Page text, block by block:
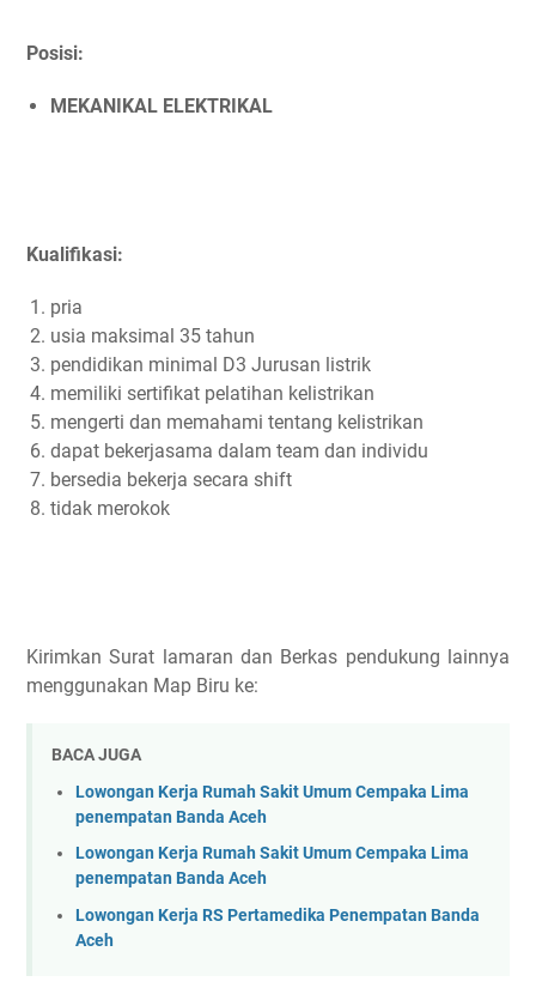
Posisi:
MEKANIKAL ELEKTRIKAL
Kualifikasi:
pria
usia maksimal 35 tahun
pendidikan minimal D3 Jurusan listrik
memiliki sertifikat pelatihan kelistrikan
mengerti dan memahami tentang kelistrikan
dapat bekerjasama dalam team dan individu
bersedia bekerja secara shift
tidak merokok
Kirimkan Surat lamaran dan Berkas pendukung lainnya
menggunakan Map Biru ke:
BACA JUGA
Lowongan Kerja Rumah Sakit Umum Cempaka Lima
penempatan Banda Aceh
Lowongan Kerja Rumah Sakit Umum Cempaka Lima
penempatan Banda Aceh
Lowongan Kerja RS Pertamedika Penempatan Banda
Aceh